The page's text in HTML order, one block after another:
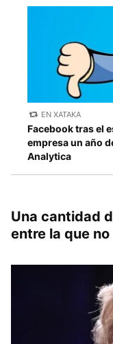
EN XATAKA
Facebook tras el
empresa un año
Analytica
Una cantidad
entre la que